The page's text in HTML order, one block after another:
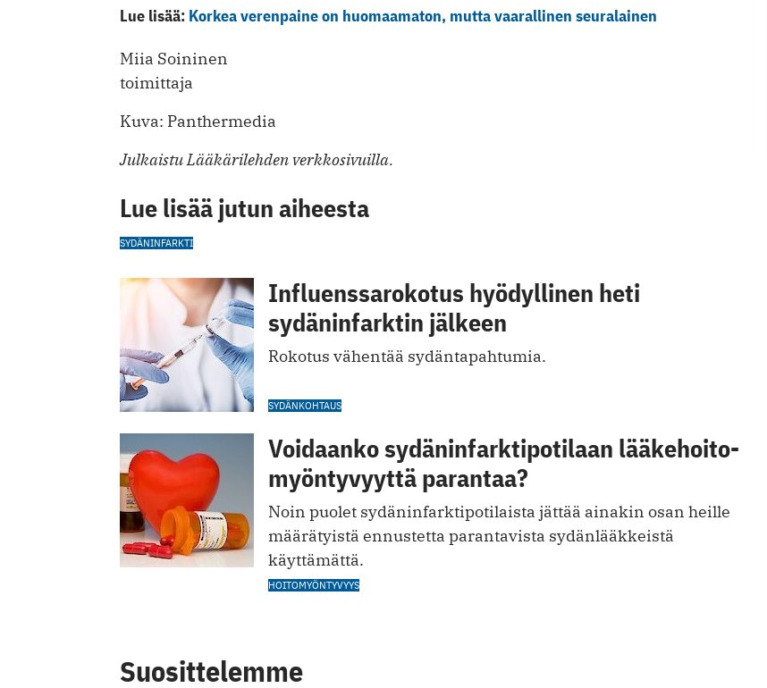
Lue lisää: Korkea verenpaine on huomaamaton, mutta vaarallinen seuralainen
Miia Soininen
toimittaja
Kuva: Panthermedia
Julkaistu Lääkärilehden verkkosivuilla.
Lue lisää jutun aiheesta
SYDÄNINFARKTI
Influenssarokotus hyödyllinen heti
sydäninfarktin jälkeen
Rokotus vähentää sydäntapahtumia.
SYDÄNKOHTAUS
Voidaanko sydäninfarkti­potilaan lääkehoito­
myöntyvyyttä parantaa?
Noin puolet sydäninfarktipotilaista jättää ainakin osan heille
määrätyistä ennustetta parantavista sydänlääkkeistä
käyttämättä.
HOITOMYÖNTYVYYS
Suosittelemme